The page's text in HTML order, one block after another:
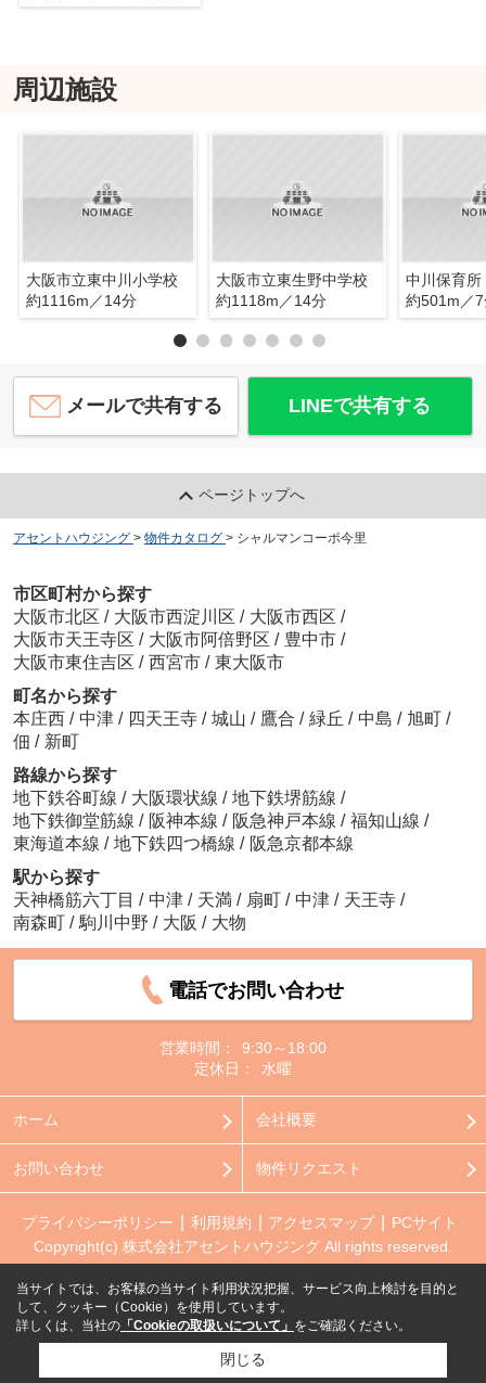
周辺施設
大阪市立東中川小学校
約1116m／14分
大阪市立東生野中学校
約1118m／14分
中川保育所
約501m／
メールで共有する LINEで共有する
ページトップへ
アセントハウジング > 物件カタログ > シャルマンコーポ今里
市区町村から探す
大阪市北区 / 大阪市西淀川区 / 大阪市西区 /
大阪市天王寺区 / 大阪市阿倍野区 / 豊中市 /
大阪市東住吉区 / 西宮市 / 東大阪市
町名から探す
本庄西 / 中津 / 四天王寺 / 城山 / 鷹合 / 緑丘 / 中島 / 旭町 /
佃 / 新町
路線から探す
地下鉄谷町線 / 大阪環状線 / 地下鉄堺筋線 /
地下鉄御堂筋線 / 阪神本線 / 阪急神戸本線 / 福知山線 /
東海道本線 / 地下鉄四つ橋線 / 阪急京都本線
駅から探す
天神橋筋六丁目 / 中津 / 天満 / 扇町 / 中津 / 天王寺 /
南森町 / 駒川中野 / 大阪 / 大物
電話でお問い合わせ
営業時間：
9:30～18:00
定休日：
水曜
ホーム 会社概要
お問い合わせ 物件リクエスト
プライバシーポリシー 利用規約 アクセスマップ
PCサイト
Copyright(c) 株式会社アセントハウジング All rights reserved.
当サイトでは、お客様の当サイト利用状況把握、サービス向上検討を目的と
して、クッキー（Cookie）を使用しています。
詳しくは、当社の 「Cookieの取扱いについて」 をご確認ください。
閉じる